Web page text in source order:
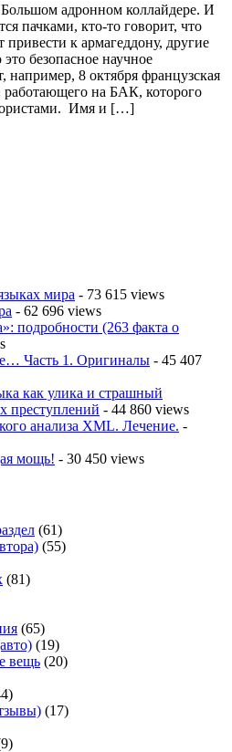
адронном коллайдере. И
пачками, кто-то говорит, что
к армагеддону, другие
безопасное научное
например, 8 октября французская
работающего на БАК, которого
Имя и […]
мира - 73 615 views
- 62 696 views
подробности (263 факта о
Часть 1. Оригиналы - 45 407
как улика и страшный
преступлений - 44 860 views
анализа XML. Лечение. -
мощь! - 30 450 views
(61)
(55)
(81)
(65)
(19)
вещь (20)
(17)